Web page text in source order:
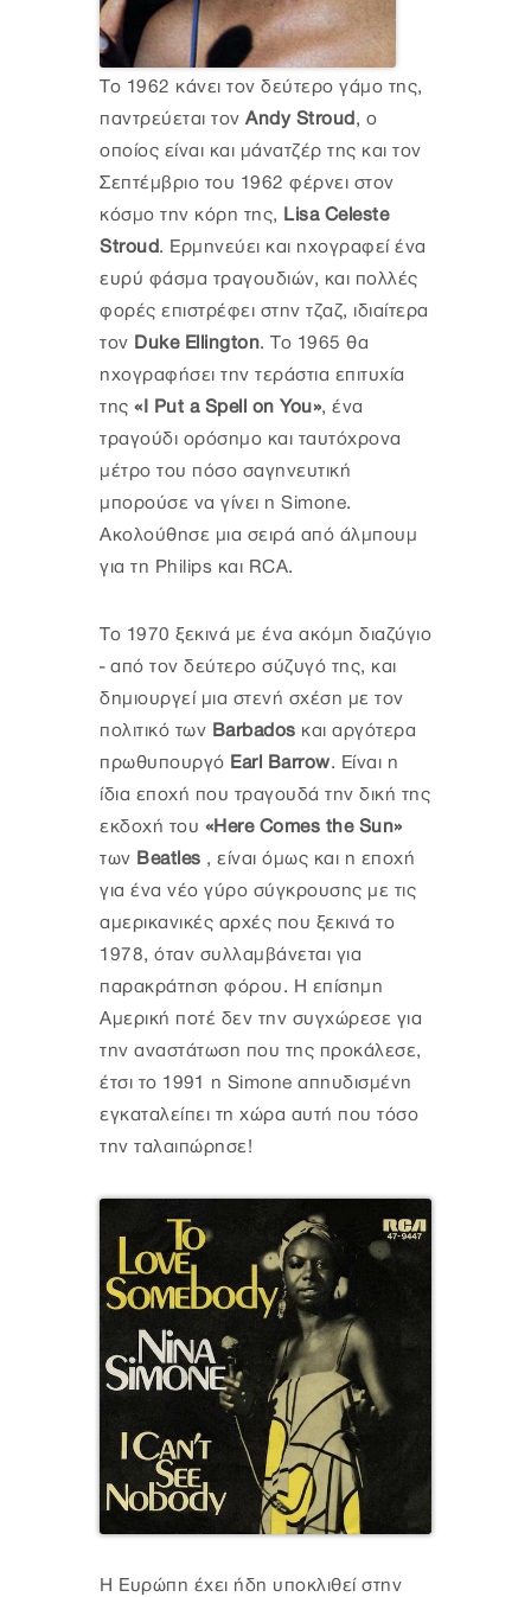
Το 1962 κάνει τον δεύτερο γάμο της,
παντρεύεται τον Andy Stroud , ο
οποίος είναι και μάνατζέρ της και τον
Σεπτέμβριο του 1962 φέρνει στον
κόσμο την κόρη της, Lisa Celeste
Stroud. Ερμηνεύει και ηχογραφεί ένα
ευρύ φάσμα τραγουδιών, και πολλές
φορές επιστρέφει στην τζαζ, ιδιαίτερα
τον Duke Ellington. Το 1965 θα
ηχογραφήσει την τεράστια επιτυχία
της «I Put a Spell on You», ένα
τραγούδι ορόσημο και ταυτόχρονα
μέτρο του πόσο σαγηνευτική
μπορούσε να γίνει η Simone.
Ακολούθησε μια σειρά από άλμπουμ
για τη Philips και RCA.
Το 1970 ξεκινά με ένα ακόμη διαζύγιο
- από τον δεύτερο σύζυγό της, και
δημιουργεί μια στενή σχέση με τον
πολιτικό των Barbados και αργότερα
πρωθυπουργό Earl Barrow. Είναι η
ίδια εποχή που τραγουδά την δική της
εκδοχή του «Here Comes the Sun»
των Beatles , είναι όμως και η εποχή
για ένα νέο γύρο σύγκρουσης με τις
αμερικανικές αρχές που ξεκινά το
1978, όταν συλλαμβάνεται για
παρακράτηση φόρου. Η επίσημη
Αμερική ποτέ δεν την συγχώρεσε για
την αναστάτωση που της προκάλεσε,
έτσι το 1991 η Simone απηυδισμένη
εγκαταλείπει τη χώρα αυτή που τόσο
την ταλαιπώρησε!
Η Ευρώπη έχει ήδη υποκλιθεί στην